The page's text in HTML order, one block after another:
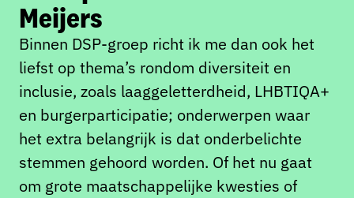
Meijers
Binnen DSP-groep richt ik me dan ook het
liefst op thema’s rondom diversiteit en
inclusie, zoals laaggeletterdheid, LHBTIQA+
en burgerparticipatie; onderwerpen waar
het extra belangrijk is dat onderbelichte
stemmen gehoord worden. Of het nu gaat
om grote maatschappelijke kwesties of